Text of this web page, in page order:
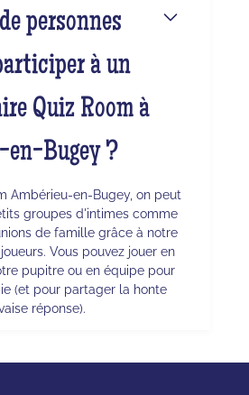
personnes
à un
Quiz Room à
en-Bugey ?
Ambérieu-en-Bugey, on peut
groupes d'intimes comme
de famille grâce à notre
Vous pouvez jouer en
pupitre ou en équipe pour
(et pour partager la honte
réponse).